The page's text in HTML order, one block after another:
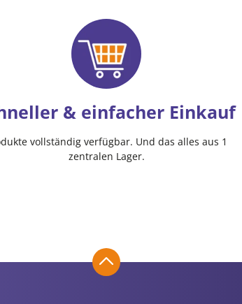
& einfacher Einkauf
vollständig verfügbar. Und das alles aus 1
zentralen Lager.